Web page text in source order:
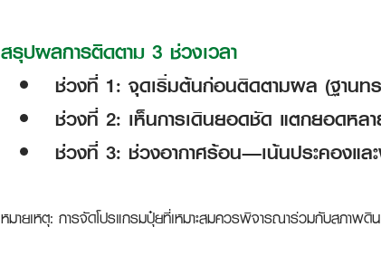
สรุปผลการติดตาม 3 ช่วงเวลา
ช่วงที่ 1: จุดเริ่มต้นก่อนติดตามผล (ฐานท
ช่วงที่ 2: เห็นการเดินยอดชัด แตกยอดหล
ช่วงที่ 3: ช่วงอากาศร้อน—เน้นประคองแ
หมายเหตุ: การจัดโปรแกรมปุ๋ยที่เหมาะสมควรพิจารณาร่วมกับสภาพดิน